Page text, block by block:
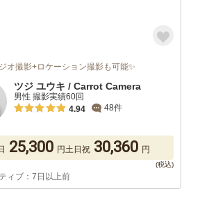
オ撮影+ロケーション撮影も可能✨
ツジ ユウキ / Carrot Camera
男性 撮影実績60回
4.94
48件
25,300 円土日祝 30,360 円
ィブ：7日以上前